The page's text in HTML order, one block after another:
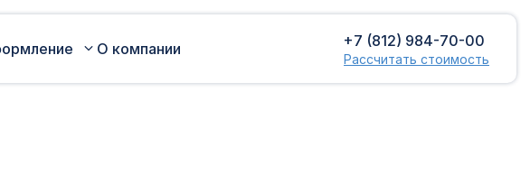
О компании +7 (812) 984-70-00
Рассчитать стоимость